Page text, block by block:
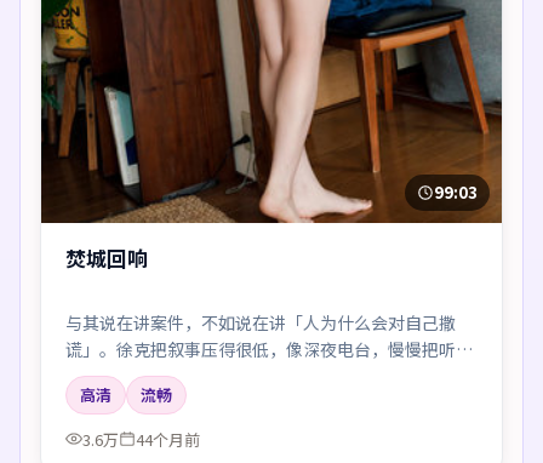
99:03
焚城回响
与其说在讲案件，不如说在讲「人为什么会对自己撒
谎」。徐克把叙事压得很低，像深夜电台，慢慢把听众
引进雾里。
高清
流畅
3.6万
44个月前